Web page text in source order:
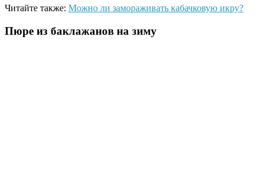
Читайте также: Можно ли замораживать кабачковую икру?
Пюре из баклажанов на зиму